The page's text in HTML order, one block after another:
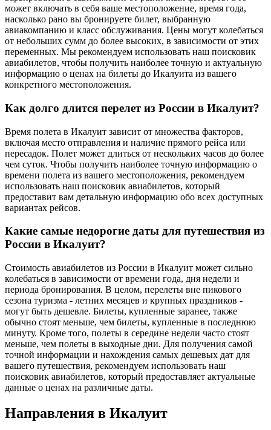
может включать в себя ваше местоположение, время года,
насколько рано вы бронируете билет, выбранную
авиакомпанию и класс обслуживания. Цены могут колебаться
от небольших сумм до более высоких, в зависимости от этих
переменных. Мы рекомендуем использовать наш поисковик
авиабилетов, чтобы получить наиболее точную и актуальную
информацию о ценах на билеты до Икалуита из вашего
конкретного местоположения.
Как долго длится перелет из России в Икалуит?
Время полета в Икалуит зависит от множества факторов,
включая место отправления и наличие прямого рейса или
пересадок. Полет может длиться от нескольких часов до более
чем суток. Чтобы получить наиболее точную информацию о
времени полета из вашего местоположения, рекомендуем
использовать наш поисковик авиабилетов, который
предоставит вам детальную информацию обо всех доступных
вариантах рейсов.
Какие самые недорогие даты для путешествия из
России в Икалуит?
Стоимость авиабилетов из России в Икалуит может сильно
колебаться в зависимости от времени года, дня недели и
периода бронирования. В целом, перелеты вне пикового
сезона туризма - летних месяцев и крупных праздников -
могут быть дешевле. Билеты, купленные заранее, также
обычно стоят меньше, чем билеты, купленные в последнюю
минуту. Кроме того, полеты в середине недели часто стоят
меньше, чем полеты в выходные дни. Для получения самой
точной информации и нахождения самых дешевых дат для
вашего путешествия, рекомендуем использовать наш
поисковик авиабилетов, который предоставляет актуальные
данные о ценах на различные даты.
Направления в Икалуит